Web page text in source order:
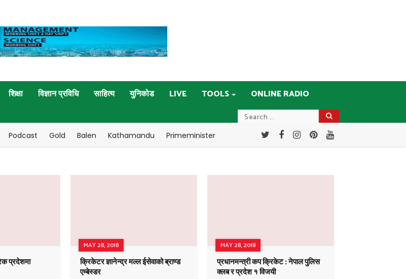
शिक्षा विज्ञान प्रविधि साहित्य युनिकोड LIVE TOOLS ONLINE RADIO
Podcast Gold Balen Kathamandu Primeminister
प्रदेशमा
MAY 28, 2018
क्रिकेटर ज्ञानेन्द्र मल्ल ईसेवाको ब्राण्ड
एम्बेस्डर
MAY 28, 2018
प्रधानमन्त्री कप क्रिकेट : नेपाल पुलिस
क्लब र प्रदेश १ विजयी